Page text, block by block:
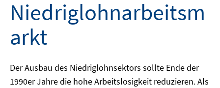
Niedriglohnarbeitsm
arkt
Der Ausbau des Niedriglohnsektors sollte Ende der
1990er Jahre die hohe Arbeitslosigkeit reduzieren. Als